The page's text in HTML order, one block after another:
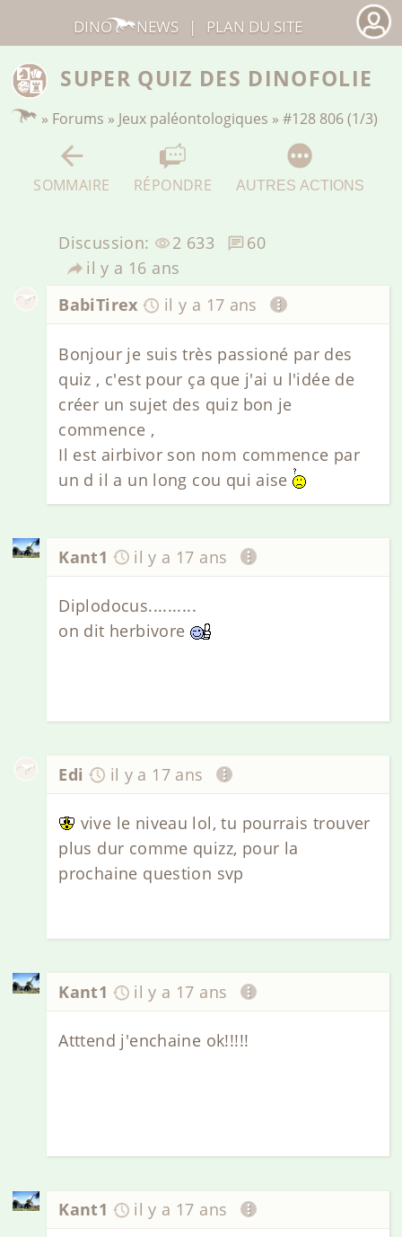
SUPER QUIZ DES DINOFOLIE
» Forums » Jeux paléontologiques »#128 806 (1/3)
SOMMAIRE RÉPONDRE AUTRES ACTIONS
Discussion: 2 633
60
il y a 16 ans
BabiTirex
il y a 17 ans
Bonjour je suis très passioné par des
quiz , c'est pour ça que j'ai u l'idée de
créer un sujet des quiz bon je
commence ,
Il est airbivor son nom commence par
un d il a un long cou qui aise
Kant1 il y a 17 ans
Diplodocus..........
on dit herbivore
Edi il y a 17 ans
vive le niveau lol, tu pourrais trouver
plus dur comme quizz, pour la
prochaine question svp
Kant1 il y a 17 ans
Atttend j'enchaine ok!!!!!
Kant1 il y a 17 ans
DINO NEWS | PLAN DU SITE